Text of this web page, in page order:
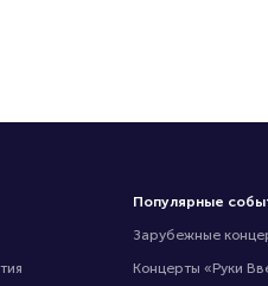
Популярные
Зарубежные
Концерты «Руки